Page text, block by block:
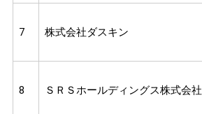
7 株式会社ダスキン
8 ＳＲＳホールディングス株式会社